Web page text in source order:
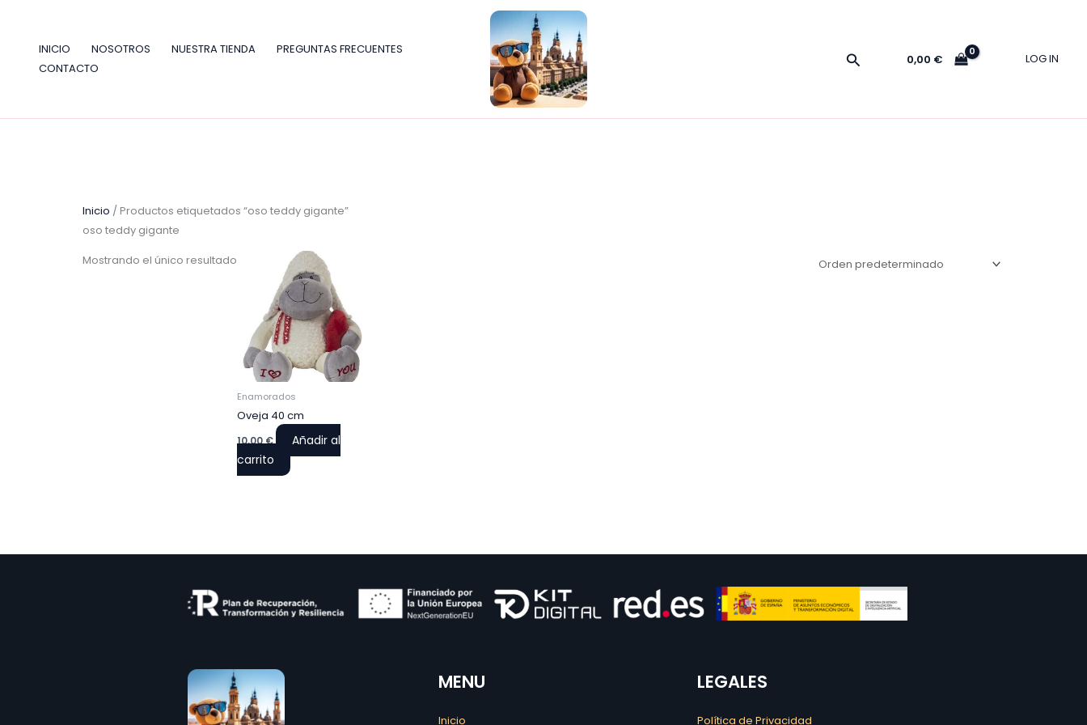
contenidoINICIO NOSOTROS NUESTRA TIENDA
PREGUNTAS FRECUENTES
CONTACTO
Buscar 0,00 € LOG IN
Inicio / Productos etiquetados “oso teddy gigante”
oso teddy gigante
Mostrando el único resultado
Enamorados
Oveja 40 cm
10,00€
Añadir al
carrito
MENU
Inicio
LEGALES
Política de Privacidad